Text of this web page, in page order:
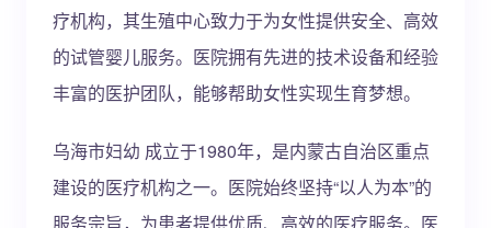
疗机构，其生殖中心致力于为女性提供安全、高效
的试管婴儿服务。医院拥有先进的技术设备和经验
丰富的医护团队，能够帮助女性实现生育梦想。
乌海市妇幼 成立于1980年，是内蒙古自治区重点
建设的医疗机构之一。医院始终坚持“以人为本”的